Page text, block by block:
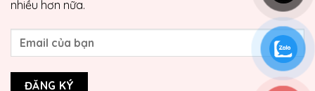
nhiều hơn nữa.